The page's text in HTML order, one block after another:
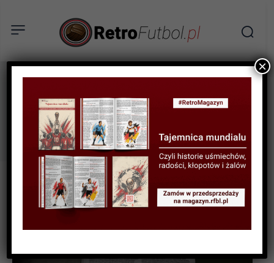
Tag: Southampton
×